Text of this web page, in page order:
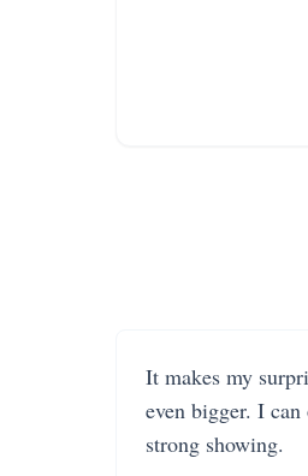
It makes my
even bigger. I
strong showing.